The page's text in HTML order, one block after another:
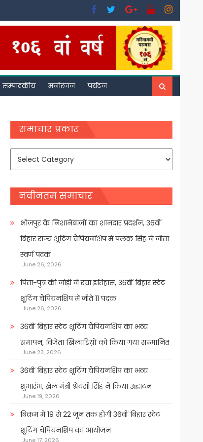
सम्पादकीय मनोरंजन पर्यटन
समाचार प्रकार
समाचार
नवीनतम समाचार
भोजपुर के निशानेबाजों का शानदार प्रदर्शन, 36वीं
बिहार राज्य शूटिंग चैंपियनशिप में पलक सिंह ने जीता
स्वर्ण पदक
June 26, 2026
पिता-पुत्र की जोड़ी ने रचा इतिहास, 36वीं बिहार स्टेट
शूटिंग चैंपियनशिप में जीते 11 पदक
June 26, 2026
36वीं बिहार स्टेट शूटिंग चैंपियनशिप का भव्य
समापन, विजेता खिलाडिय़ों को किया गया सम्मानित
June 23, 2026
36वीं बिहार स्टेट शूटिंग चैंपियनशिप का भव्य
शुभारंभ, खेल मंत्री श्रेयसी सिंह ने किया उद्घाटन
June 19, 2026
बिक्रम में 19 से 22 जून तक होगी 36वीं बिहार स्टेट
शूटिंग चैंपियनशिप का आयोजन
June 17, 2026